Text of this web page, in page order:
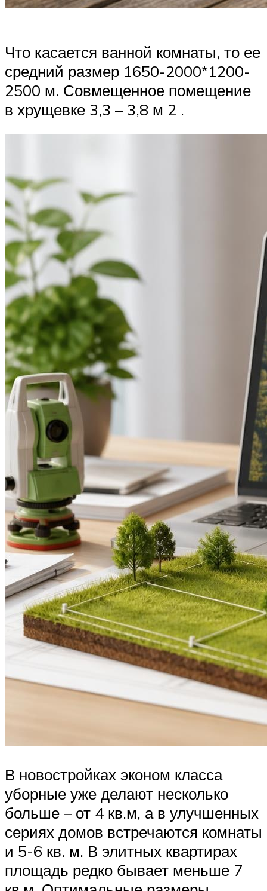
Что касается ванной комнаты, то ее
средний размер 1650-2000*1200-
2500 м. Совмещенное помещение
в хрущевке 3,3 – 3,8 м 2 .
В новостройках эконом класса
уборные уже делают несколько
больше – от 4 кв.м, а в улучшенных
сериях домов встречаются комнаты
и 5-6 кв. м. В элитных квартирах
площадь редко бывает меньше 7